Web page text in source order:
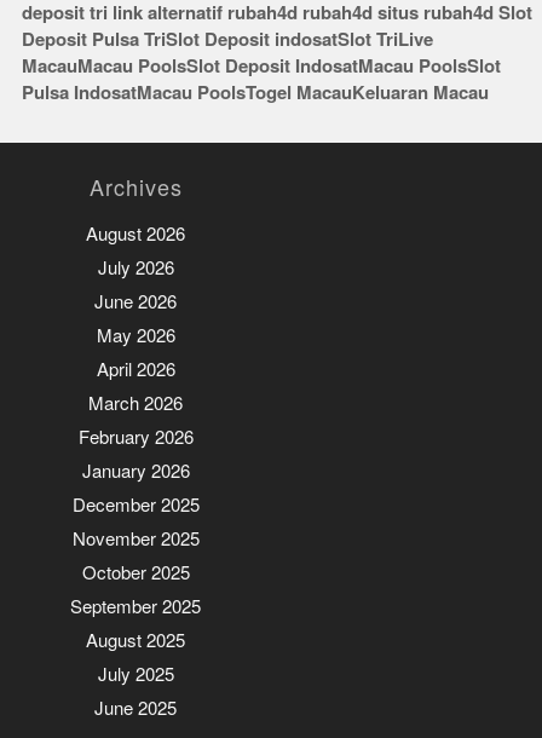
deposit tri link alternatif rubah4d rubah4d situs rubah4d Slot
Deposit Pulsa TriSlot Deposit indosatSlot TriLive
MacauMacau PoolsSlot Deposit IndosatMacau PoolsSlot
Pulsa IndosatMacau PoolsTogel MacauKeluaran Macau
Archives
August 2026
July 2026
June 2026
May 2026
April 2026
March 2026
February 2026
January 2026
December 2025
November 2025
October 2025
September 2025
August 2025
July 2025
June 2025